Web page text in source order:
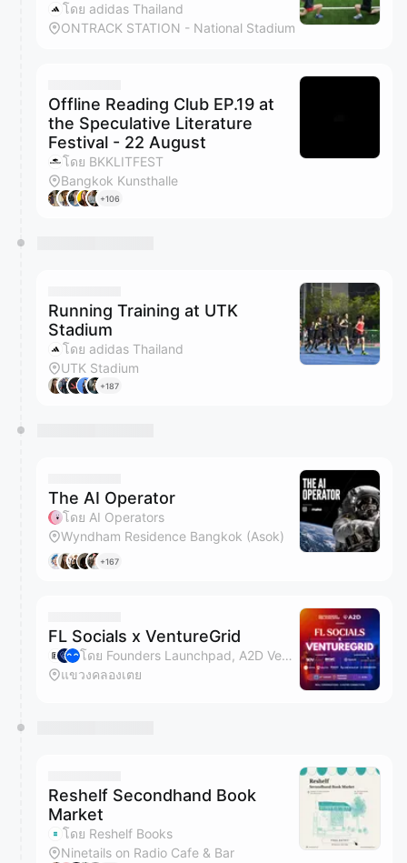
โดย adidas Thailand
ONTRACK STATION - National Stadium
Offline Reading Club EP.19 at
the Speculative Literature
Festival - 22 August
โดย BKKLITFEST
Bangkok Kunsthalle
+106
Running Training at UTK
Stadium
โดย adidas Thailand
UTK Stadium
+187
The AI Operator
โดย AI Operators
Wyndham Residence Bangkok (Asok)
+167
FL Socials x VentureGrid
โดย Founders Launchpad, A2D Ventures, Osome, Kiaora Ventures และ 1 คนอื่นๆ
แขวงคลองเตย
Reshelf Secondhand Book
Market
โดย Reshelf Books
Ninetails on Radio Cafe & Bar